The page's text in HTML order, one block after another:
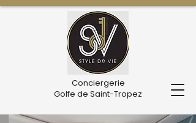
Conciergerie
Golfe de Saint-Tropez